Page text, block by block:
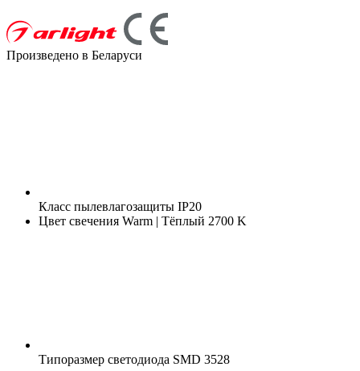
Произведено в Беларуси
Класс пылевлагозащиты IP20
Цвет свечения Warm | Тёплый 2700 K
Типоразмер светодиода SMD 3528